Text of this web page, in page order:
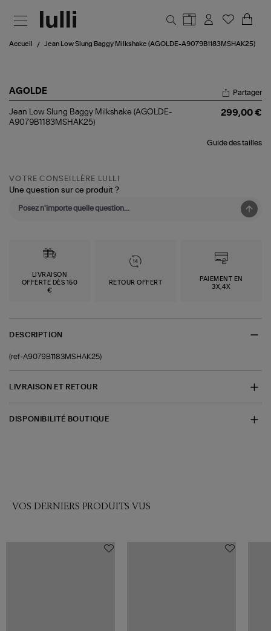
Accueil Jean Low Slung Baggy Milkshake (AGOLDE-A9079B1183MSHAK25)
AGOLDE
Jean
Low
Partager
Jean Low Slung Baggy Milkshake (AGOLDE-
A9079B1183MSHAK25)
299,00 €
Guide des tailles
VOTRE CONSEILLÈRE LULLI
Une question sur ce produit ?
LIVRAISON
OFFERTE DÈS 150
€
RETOUR OFFERT
PAIEMENT EN
3X,4X
DESCRIPTION
(ref-A9079B1183MSHAK25)
LIVRAISON ET RETOUR
DISPONIBILITÉ BOUTIQUE
VOS DERNIERS PRODUITS VUS